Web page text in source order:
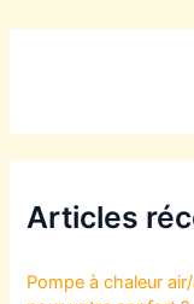
Articles
Pompe à chaleur